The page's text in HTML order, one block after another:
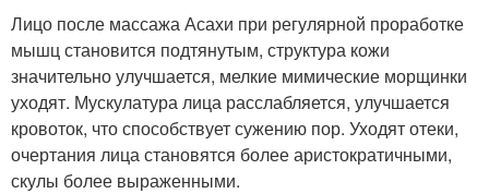
Лицо после массажа Асахи при регулярной проработке
мышц становится подтянутым, структура кожи
значительно улучшается, мелкие мимические морщинки
уходят. Мускулатура лица расслабляется, улучшается
кровоток, что способствует сужению пор. Уходят отеки,
очертания лица становятся более аристократичными,
скулы более выраженными.